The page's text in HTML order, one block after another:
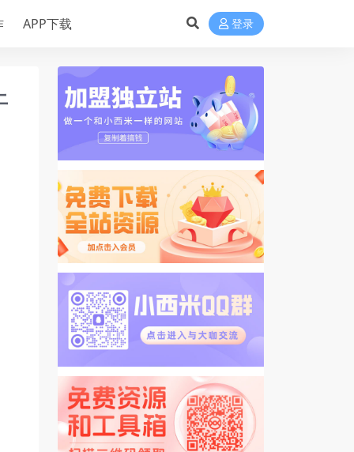
APP下载 登录